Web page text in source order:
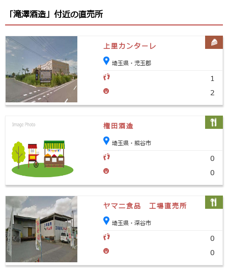
「滝澤酒造」付近の直売所
上里カンターレ
埼玉県・児玉郡
1
2
権田酒造
埼玉県・熊谷市
0
0
ヤマニ食品 工場直売所
埼玉県・深谷市
0
0